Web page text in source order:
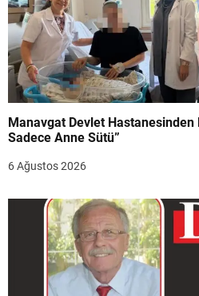
Manavgat Devlet Hastanesinden
Sadece Anne Sütü”
6 Ağustos 2026